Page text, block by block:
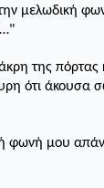
μελωδική
…"
της πόρτας
ότι άκουσα
φωνή μου